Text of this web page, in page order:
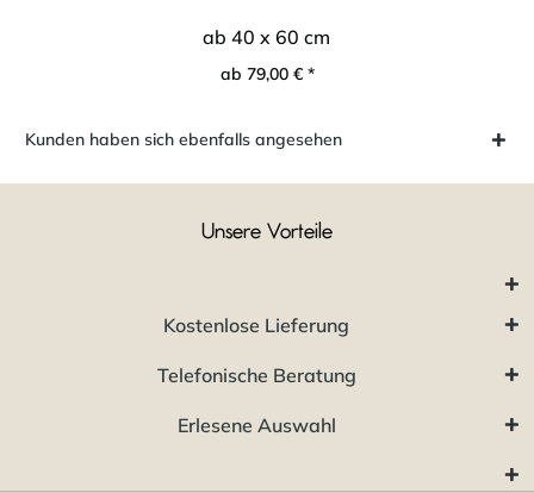
ab 40 x 60 cm
ab 79,00 € *
Kunden haben sich ebenfalls angesehen
Unsere Vorteile
Kostenlose Lieferung
Telefonische Beratung
Erlesene Auswahl